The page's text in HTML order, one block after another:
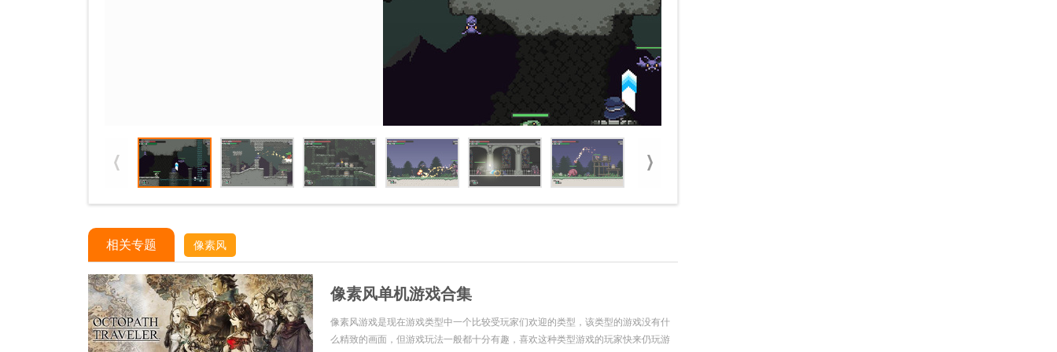
相关专题 像素风
像素风单机游戏合集
像素风游戏是现在游戏类型中一个比较受玩家们欢迎的类型，该类型的游戏没有什
么精致的画面，但游戏玩法一般都十分有趣，喜欢这种类型游戏的玩家快来仍玩游